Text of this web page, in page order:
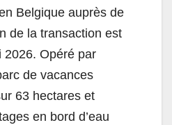
Belgique auprès de
de la transaction est
2026. Opéré par
de vacances
63 hectares et
en bord d’eau